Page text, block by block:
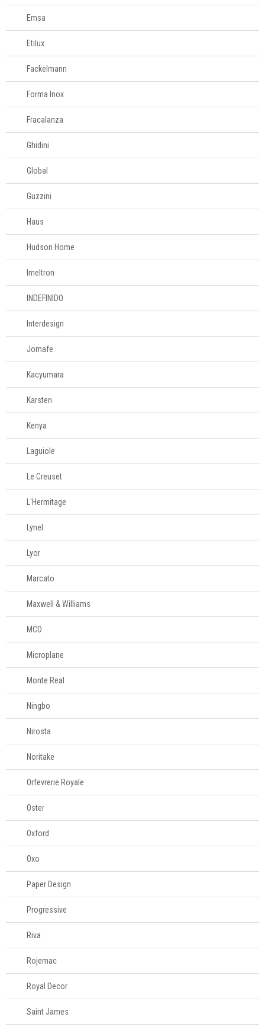
Emsa
Etilux
Fackelmann
Forma Inox
Fracalanza
Ghidini
Global
Guzzini
Haus
Hudson Home
Imeltron
INDEFINIDO
Interdesign
Jomafe
Kacyumara
Karsten
Kenya
Laguiole
Le Creuset
L'Hermitage
Lynel
Lyor
Marcato
Maxwell & Williams
MCD
Microplane
Monte Real
Ningbo
Nirosta
Noritake
Orfevrerie Royale
Oster
Oxford
Oxo
Paper Design
Progressive
Riva
Rojemac
Royal Decor
Saint James